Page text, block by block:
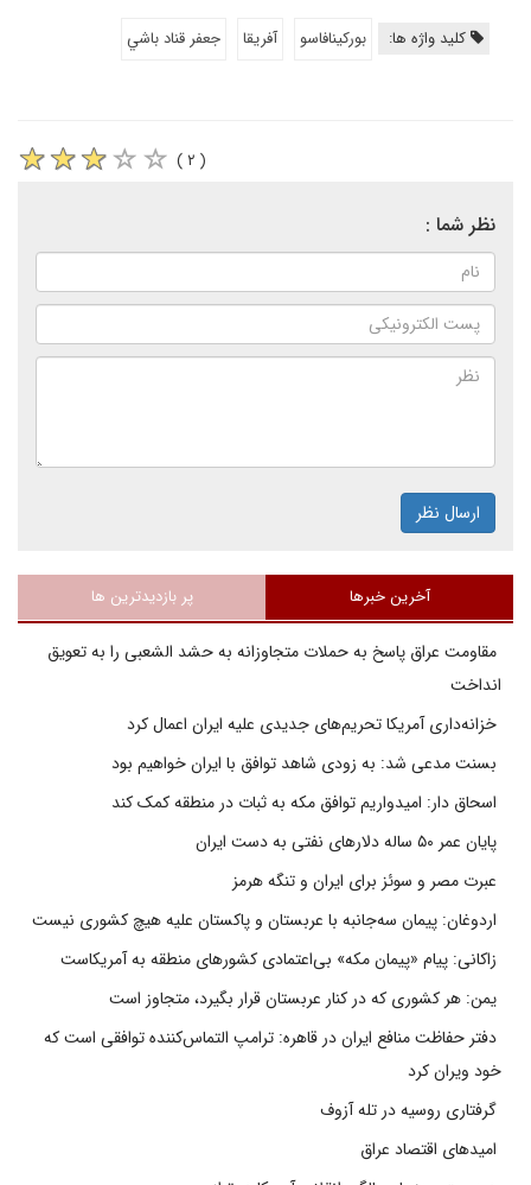
کلید واژه ها: بورکینافاسو آفریقا جعفر قناد باشي
( ۲ )
نظر شما :
ارسال نظر
آخرین خبرها پر بازدیدترین ها
مقاومت عراق پاسخ به حملات متجاوزانه به حشد الشعبی را به تعویق
انداخت
خزانه‌داری آمریکا تحریم‌های جدیدی علیه ایران اعمال کرد
بسنت مدعی شد: به زودی شاهد توافق با ایران خواهیم بود
اسحاق دار: امیدواریم توافق مکه به ثبات در منطقه کمک کند
پایان عمر ۵۰ ساله دلارهای نفتی به دست ایران
عبرت مصر و سوئز برای ایران و تنگه هرمز
اردوغان: پیمان سه‌جانبه با عربستان و پاکستان علیه هیچ کشوری نیست
زاکانی: پیام «پیمان مکه» بی‌اعتمادی کشورهای منطقه به آمریکاست
یمن: هر کشوری که در کنار عربستان قرار بگیرد، متجاوز است
دفتر حفاظت منافع ایران در قاهره: ترامپ التماس‌کننده توافقی است که
خود ویران کرد
گرفتاری روسیه در تله آزوف
امیدهای اقتصاد عراق